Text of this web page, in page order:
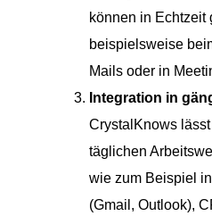
können in Echtzeit
beispielsweise
Mails oder in
Integration in
CrystalKnows
täglichen
wie zum Beispiel
(Gmail, Outlook),